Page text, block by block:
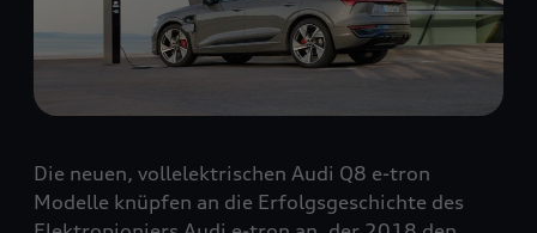
Die neuen, vollelektrischen Audi Q8 e-tron
Modelle knüpfen an die Erfolgsgeschichte des